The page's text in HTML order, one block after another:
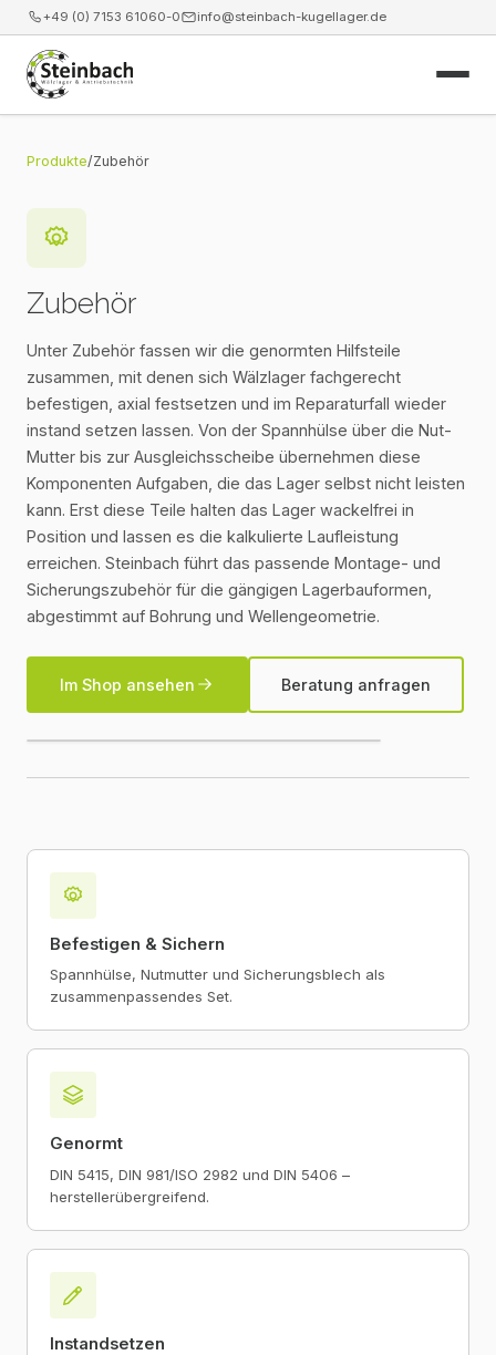
+49 (0) 7153 61060-0 info@steinbach-kugellager.de
Start
Produkte
Leistungen
Unternehmen
Kontakt
Webshop
Produkte/Zubehör
Zubehör
Unter Zubehör fassen wir die genormten Hilfsteile
zusammen, mit denen sich Wälzlager fachgerecht
befestigen, axial festsetzen und im Reparaturfall wieder
instand setzen lassen. Von der Spannhülse über die Nut-
Mutter bis zur Ausgleichsscheibe übernehmen diese
Komponenten Aufgaben, die das Lager selbst nicht leisten
kann. Erst diese Teile halten das Lager wackelfrei in
Position und lassen es die kalkulierte Laufleistung
erreichen. Steinbach führt das passende Montage- und
Sicherungszubehör für die gängigen Lagerbauformen,
abgestimmt auf Bohrung und Wellengeometrie.
Im Shop ansehen Beratung anfragen
Befestigen & Sichern
Spannhülse, Nutmutter und Sicherungsblech als
zusammenpassendes Set.
Genormt
DIN 5415, DIN 981/ISO 2982 und DIN 5406 –
herstellerübergreifend.
Instandsetzen